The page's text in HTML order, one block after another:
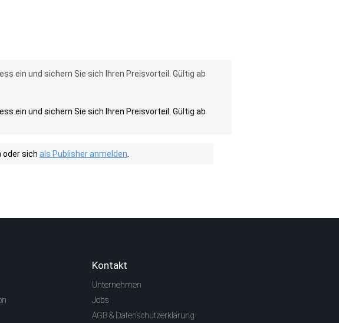
ein und sichern Sie sich Ihren Preisvorteil. Gültig ab
ein und sichern Sie sich Ihren Preisvorteil. Gültig ab
oder sich als Publisher anmelden
Kontakt
Unternehmen
Jobs
AGB & Datenschutzerklärung